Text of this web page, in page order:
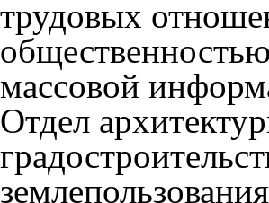
трудовых
массовой
Отдел
землепользования